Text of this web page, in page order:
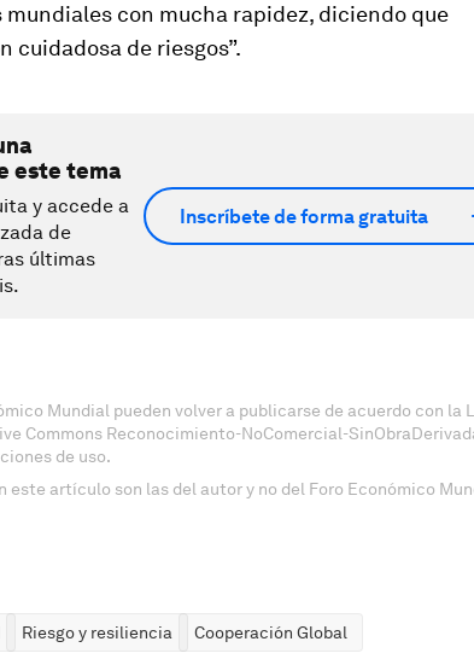
mundiales con mucha rapidez, diciendo que
cuidadosa de riesgos”.
este tema
y accede a
de
últimas
Inscríbete de forma gratuita
Mundial pueden volver a publicarse de acuerdo con la
Commons Reconocimiento-NoComercial-
de uso.
este artículo son las del autor y no del Foro Económico
Riesgo y resiliencia Cooperación Global